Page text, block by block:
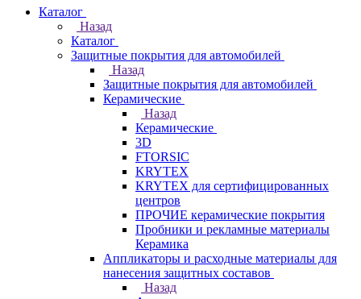
Каталог
Назад
Каталог
Защитные покрытия для автомобилей
Назад
Защитные покрытия для автомобилей
Керамические
Назад
Керамические
3D
FTORSIC
KRYTEX
KRYTEX для сертифицированных
центров
ПРОЧИЕ керамические покрытия
Пробники и рекламные материалы
Керамика
Аппликаторы и расходные материалы для
нанесения защитных составов
Назад